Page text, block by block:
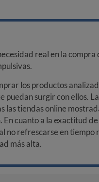
real en la compra
los productos
surgir con ellos.
las tiendas online
cuanto a la exactitud
no refrescarse en tiempo
más alta.